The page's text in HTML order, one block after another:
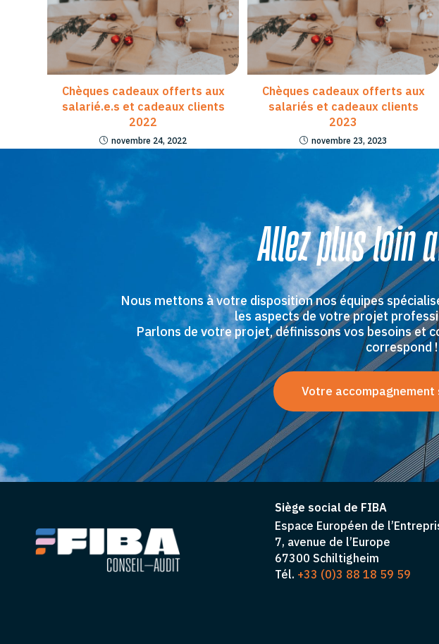
Chèques cadeaux offerts aux
salarié.e.s et cadeaux clients
2022
novembre 24, 2022
Chèques cadeaux offerts aux
salariés et cadeaux clients
2023
novembre 23, 2023
Allez plus loin
Nous mettons à votre disposition nos équipes
les aspects de votre projet
Parlons de votre projet, définissons vos besoins et
correspond !
Votre accompagnement
Siège social de FIBA
Espace Européen de
7, avenue de l’Europe
67300 Schiltigheim
Tél. +33 (0)3 88 18 59 59